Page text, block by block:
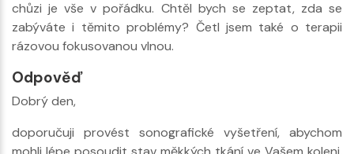
chůzi je vše v pořádku. Chtěl bych se zeptat, zda se
zabýváte i těmito problémy? Četl jsem také o terapii
rázovou fokusovanou vlnou.
Odpověď
Dobrý den,
doporučuji provést sonografické vyšetření, abychom